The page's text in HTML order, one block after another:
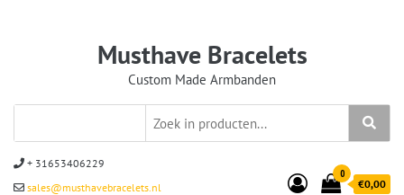
Musthave Bracelets
Custom Made Armbanden
+ 31653406229
sales@musthavebracelets.nl
0
€0,00